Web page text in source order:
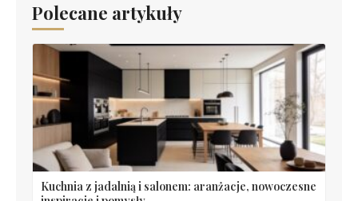
Polecane artykuły
Kuchnia z jadalnią i salonem: aranżacje, nowoczesne